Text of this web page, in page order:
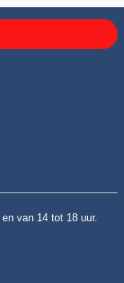
van 14 tot 18 uur.